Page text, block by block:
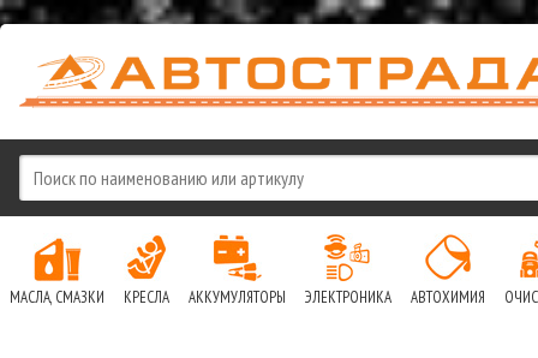
МАСЛА, СМАЗКИ КРЕСЛА АККУМУЛЯТОРЫ ЭЛЕКТРОНИКА АВТОХИМИЯ